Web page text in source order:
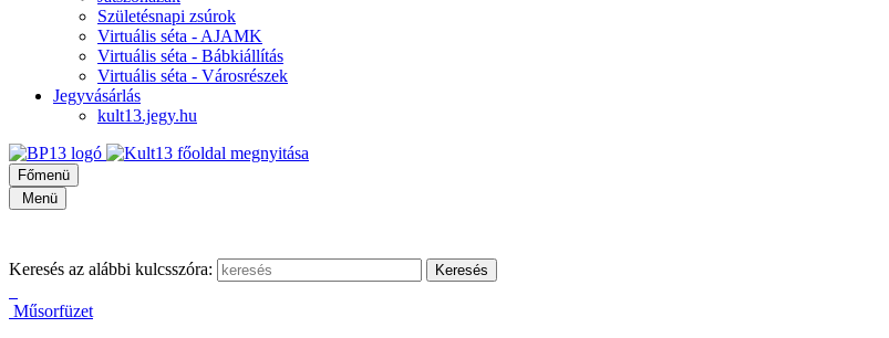
Születésnapi zsúrok
Virtuális séta - AJAMK
Virtuális séta - Bábkiállítás
Virtuális séta - Városrészek
Jegyvásárlás
kult13.jegy.hu
Főmenü
Menü
Keresés az alábbi kulcsszóra:
Műsorfüzet